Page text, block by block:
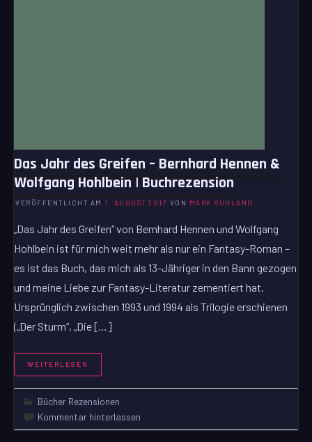
Das Jahr des Greifen – Bernhard Hennen &
Wolfgang Hohlbein | Buchrezension
VERÖFFENTLICHT AM 1. AUGUST 2017 VON MARK RUHLAND
„Das Jahr des Greifen“ von Bernhard Hennen und Wolfgang
Hohlbein ist für mich weit mehr als nur ein Fantasy-Roman –
es ist das Buch, das mich als 13-Jähriger in den Bann gezogen
und meine Liebe zur Fantasy-Literatur zementiert hat.
Ursprünglich zwischen 1993 und 1994 als Trilogie erschienen
(„Der Sturm“, „Die […]
WEITERLESEN
Bücher Rezensionen
Kommentar hinterlassen